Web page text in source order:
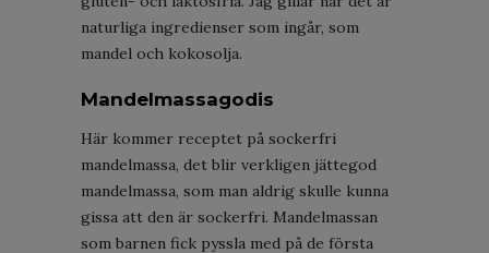
naturliga ingredienser som ingår, som
mandel och kokosolja.
Mandelmassagodis
Här kommer receptet på sockerfri
mandelmassa, det blir verkligen jättegod
mandelmassa, som man aldrig skulle kunna
gissa att den är sockerfri. Mandelmassan
som barnen fick pyssla med på de första